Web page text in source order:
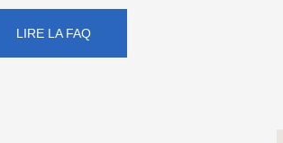
LIRE LA FAQ